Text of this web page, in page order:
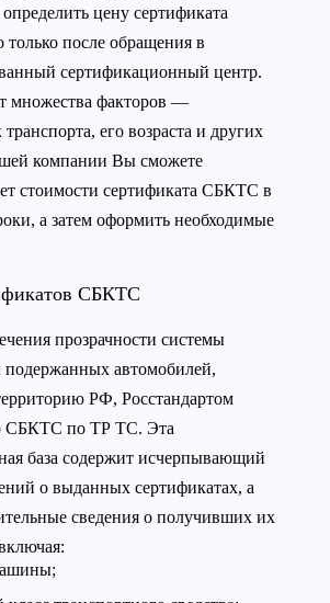
цену сертификата
после обращения в
сертификационный центр.
множества факторов —
транспорта, его возраста и других
компании Вы сможете
стоимости сертификата СБКТС в
а затем оформить необходимые
СБКТС
прозрачности системы
подержанных автомобилей,
РФ, Росстандартом
СБКТС по ТР ТС. Эта
база содержит исчерпывающий
о выданных сертификатах, а
сведения о получивших их